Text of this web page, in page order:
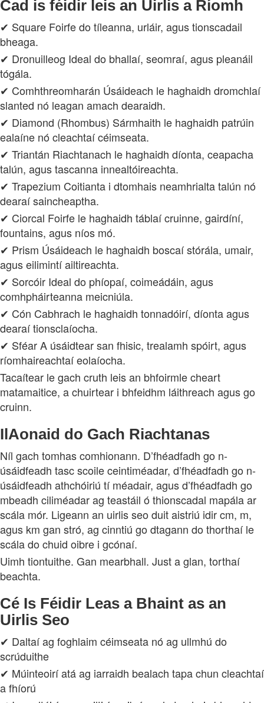
Cad is féidir leis an Uirlis a Ríomh
✔ Square Foirfe do tíleanna, urláir, agus tionscadail
bheaga.
✔ Dronuilleog Ideal do bhallaí, seomraí, agus pleanáil
tógála.
✔ Comhthreomharán Úsáideach le haghaidh dromchlaí
slanted nó leagan amach dearaidh.
✔ Diamond (Rhombus) Sármhaith le haghaidh patrúin
ealaíne nó cleachtaí céimseata.
✔ Triantán Riachtanach le haghaidh díonta, ceapacha
talún, agus tascanna innealtóireachta.
✔ Trapezium Coitianta i dtomhais neamhrialta talún nó
dearaí saincheaptha.
✔ Ciorcal Foirfe le haghaidh táblaí cruinne, gairdíní,
fountains, agus níos mó.
✔ Prism Úsáideach le haghaidh boscaí stórála, umair,
agus eilimintí ailtireachta.
✔ Sorcóir Ideal do phíopaí, coimeádáin, agus
comhpháirteanna meicniúla.
✔ Cón Cabhrach le haghaidh tonnadóirí, díonta agus
dearaí tionsclaíocha.
✔ Sféar A úsáidtear san fhisic, trealamh spóirt, agus
ríomhaireachtaí eolaíocha.
Tacaítear le gach cruth leis an bhfoirmle cheart
matamaitice, a chuirtear i bhfeidhm láithreach agus go
cruinn.
IlAonaid do Gach Riachtanas
Níl gach tomhas comhionann. D’fhéadfadh go n-
úsáidfeadh tasc scoile ceintiméadar, d’fhéadfadh go n-
úsáidfeadh athchóiriú tí méadair, agus d’fhéadfadh go
mbeadh ciliméadar ag teastáil ó thionscadal mapála ar
scála mór. Ligeann an uirlis seo duit aistriú idir cm, m,
agus km gan stró, ag cinntiú go dtagann do thorthaí le
scála do chuid oibre i gcónaí.
Uimh tiontuithe. Gan mearbhall. Just a glan, torthaí
beachta.
Cé Is Féidir Leas a Bhaint as an
Uirlis Seo
✔ Daltaí ag foghlaim céimseata nó ag ullmhú do
scrúduithe
✔ Múinteoirí atá ag iarraidh bealach tapa chun cleachtaí
a fhíorú